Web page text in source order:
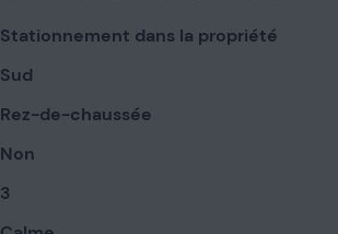
Stationnement dans la propriété
Sud
Rez-de-chaussée
Non
3